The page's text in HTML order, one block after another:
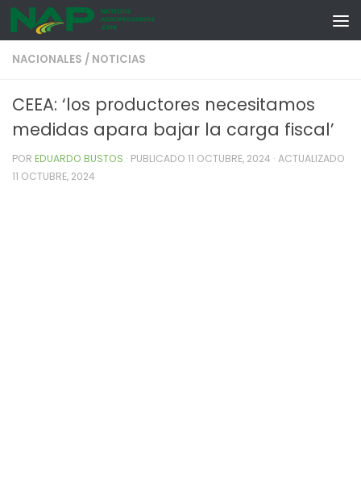
Skip to content
NACIONALES / NOTICIAS
CEEA: ‘los productores necesitamos
medidas apara bajar la carga fiscal’
POR EDUARDO BUSTOS · PUBLICADO 11 OCTUBRE, 2024 · ACTUALIZADO
11 OCTUBRE, 2024